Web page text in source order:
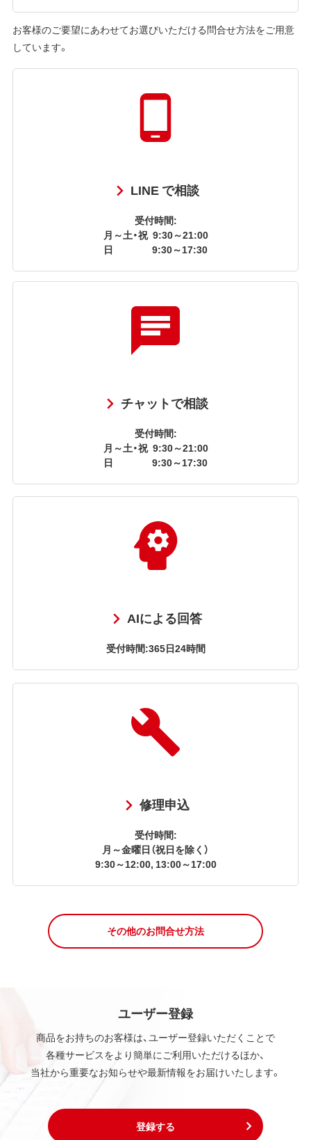
お客様のご要望にあわせてお選びいただける問合せ方法をご用意
しています。
LINE で相談
受付時間:
月～土・祝 9:30～21:00
日
9:30～17:30
チャットで相談
受付時間:
月～土・祝 9:30～21:00
日
9:30～17:30
AIによる回答
受付時間:365日24時間
修理申込
受付時間:
月～金曜日（祝日を除く）
9:30～12:00, 13:00～17:00
その他のお問合せ方法
ユーザー登録
商品をお持ちのお客様は、ユーザー登録いただくことで
各種サービスをより簡単にご利用いただけるほか、
当社から重要なお知らせや最新情報をお届けいたします。
登録する